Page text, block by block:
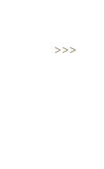
>>>